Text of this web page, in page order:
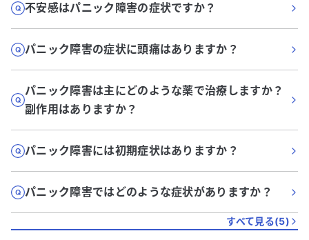
不安感はパニック障害の症状ですか？
パニック障害の症状に頭痛はありますか？
パニック障害は主にどのような薬で治療しますか？
副作用はありますか？
パニック障害には初期症状はありますか？
パニック障害ではどのような症状がありますか？
すべて見る(5)